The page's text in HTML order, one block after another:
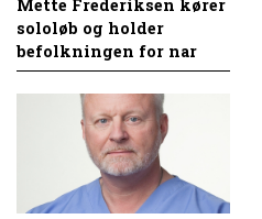
Mette Frederiksen kører
sololøb og holder
befolkningen for nar